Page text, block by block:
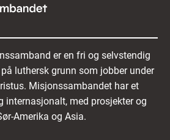
er en fri og selvstendig
luthersk grunn som jobber under
Misjonssambandet har et
internasjonalt, med prosjekter og
Amerika og Asia.